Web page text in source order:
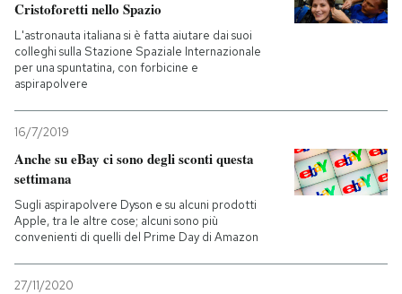
Cristoforetti nello Spazio
L'astronauta italiana si è fatta aiutare dai suoi
colleghi sulla Stazione Spaziale Internazionale
per una spuntatina, con forbicine e
aspirapolvere
16/7/2019
Anche su eBay ci sono degli sconti questa
settimana
Sugli aspirapolvere Dyson e su alcuni prodotti
Apple, tra le altre cose; alcuni sono più
convenienti di quelli del Prime Day di Amazon
27/11/2020